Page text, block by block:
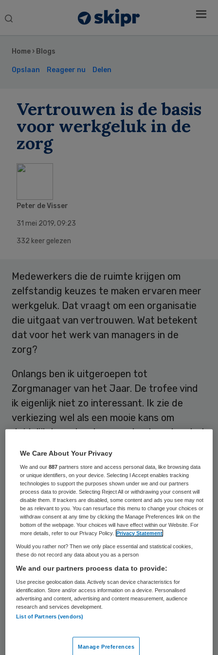
Search
Home › Blogs
Opslaan Reageer nu Delen
Vertrouwen is de basis
voor werkgeluk in de
zorg
Peter de Visser
31 mei 2019, 09:23
332 keer gelezen
Medewerkers die de ruimte krijgen om
zelfstandig keuzes te maken ervaren meer
werkgeluk. Dat vraagt om een organisatie
die uitgaat van vertrouwen. Wat betekent
dat voor het werk van managers in de
zorg?
Onlangs ben ik uitgeroepen tot
Zorgmanager van het Jaar. De trofee vind
ik eigenlijk niet zo interessant. Ik zie de
verkiezing wel als een mooie kans om
duidelijk te maken hoe zorgbestuurders het
ondersteuning onder druk staan en de
werkdruk voor personeel, mede door de
krapte op de arbeidsmarkt, toeneemt – is
het goed als bestuurders en
leidinggevenden van zorgorganisaties laten
zien hoe zij een positieve impact kunnen
maken.
Vertrouwen
Die positieve impact draait om vertrouwen
in de mensen op de werkvloer. Mijn stelling
is dat we in de zorg in Nederland te weinig
Sidebar
We Care About Your Privacy
We and our887 partners store and access personal data, like browsing data
or unique identifiers, on your device. Selecting I Accept enables tracking
technologies to support the purposes shown under we and our partners
process data to provide. Selecting Reject All or withdrawing your consent will
disable them. If trackers are disabled, some content and ads you see may not
be as relevant to you. You can resurface this menu to change your choices or
withdraw consent at any time by clicking the Manage Preferences link on the
bottom of the webpage. Your choices will have effect within our Website. For
more details, refer to our Privacy Policy.
Privacy Statement
Would you rather not? Then we only place essential and statistical cookies,
these do not record any data about you as a person
We and our partners process data to provide:
Use precise geolocation data. Actively scan device characteristics for
identification. Store and/or access information on a device. Personalised
advertising and content, advertising and content measurement, audience
research and services development.
List of Partners (vendors)
Manage Preferences